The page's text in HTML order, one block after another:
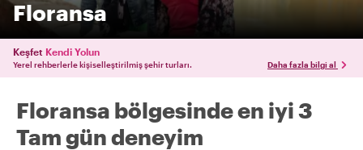
Floransa
Keşfet Kendi Yolun
Yerel rehberlerle kişiselleştirilmiş şehir turları. Daha fazla bilgi al
Floransa bölgesinde en iyi 3
Tam gün deneyim